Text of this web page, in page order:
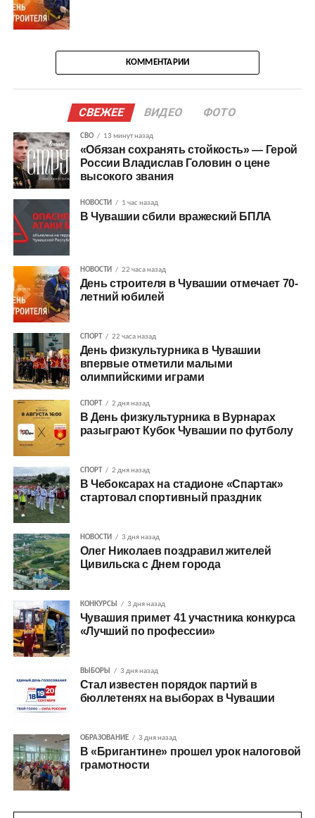
КОММЕНТАРИИ
СВЕЖЕЕ ВИДЕО ФОТО
СВО 13 минут назад
«Обязан сохранять стойкость» — Герой
России Владислав Головин о цене
высокого звания
НОВОСТИ 1 час назад
В Чувашии сбили вражеский БПЛА
НОВОСТИ 22 часа назад
День строителя в Чувашии отмечает 70-
летний юбилей
СПОРТ 22 часа назад
День физкультурника в Чувашии
впервые отметили малыми
олимпийскими играми
СПОРТ 2 дня назад
В День физкультурника в Вурнарах
разыграют Кубок Чувашии по футболу
СПОРТ 2 дня назад
В Чебоксарах на стадионе «Спартак»
стартовал спортивный праздник
НОВОСТИ 3 дня назад
Олег Николаев поздравил жителей
Цивильска с Днем города
КОНКУРСЫ 3 дня назад
Чувашия примет 41 участника конкурса
«Лучший по профессии»
ВЫБОРЫ 3 дня назад
Стал известен порядок партий в
бюллетенях на выборах в Чувашии
ОБРАЗОВАНИЕ 3 дня назад
В «Бригантине» прошел урок налоговой
грамотности